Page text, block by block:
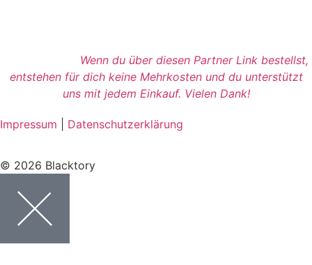
Wenn du über diesen Partner Link bestellst,
entstehen für dich keine Mehrkosten und du unterstützt
uns mit jedem Einkauf. Vielen Dank!
Impressum Datenschutzerklärung
© 2026 Blacktory